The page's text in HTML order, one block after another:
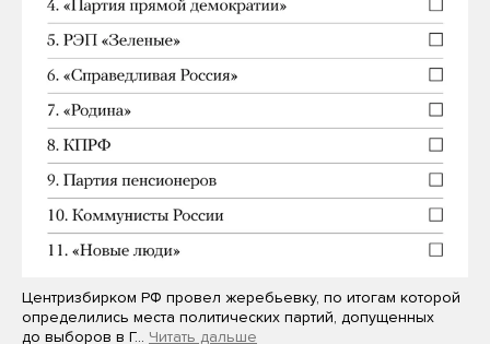
Центризбирком РФ провел жеребьевку, по итогам которой
определились места политических партий, допущенных
до выборов в Г… Читать дальше